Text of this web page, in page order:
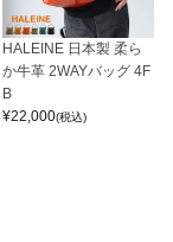
HALEINE 日本製 柔ら
か牛革 2WAYバッグ 4F
B
¥22,000(税込)